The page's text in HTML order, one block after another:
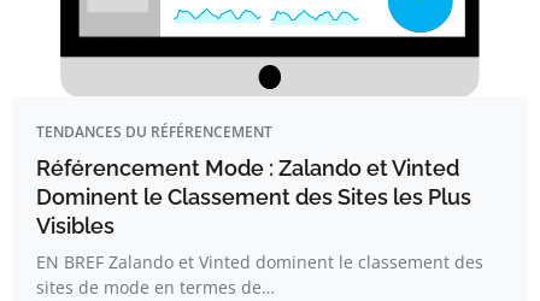
TENDANCES DU RÉFÉRENCEMENT
Référencement Mode : Zalando et Vinted
Dominent le Classement des Sites les Plus
Visibles
EN BREF Zalando et Vinted dominent le classement des
sites de mode en termes de…